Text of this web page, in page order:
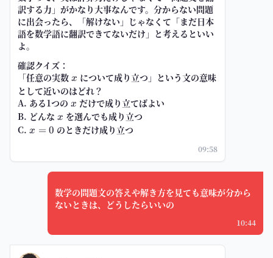
訳する力」がかなり大事なんです。分からない問題
に出会ったら、「解けない」じゃなくて「まだ日本
語を数学語に翻訳できてないだけ」と考えるといい
よ。
確認クイズ：
「任意の実数 x
x について成り立つ」という文の意味
として近いのはどれ？
A. ある1つの x
x だけで成り立てばよい
B. どんな x
x を選んでも成り立つ
C. x=0
x = 0 のときだけ成り立つ
09:58
数学の問題文の答えや解き方を見ても意味が分から
ないときは、どうしたらいいの
10:44